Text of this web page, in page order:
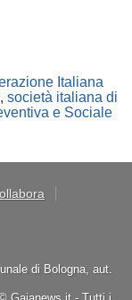
Italiana
, società italiana di
e Sociale
di Bologna, aut.